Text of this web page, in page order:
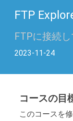
FTP
FTPに接続
2023-11-24
コースの目
このコースを